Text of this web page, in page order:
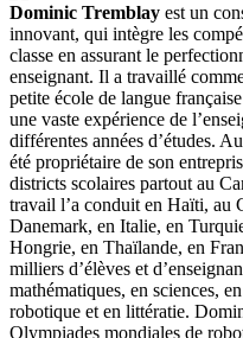
Dominic Tremblay est un
innovant, qui intègre les
classe en assurant le
enseignant. Il a travaillé
petite école de langue
une vaste expérience de
différentes années d’études.
été propriétaire de son
districts scolaires partout au
travail l’a conduit en Haïti, au
Danemark, en Italie, en
Hongrie, en Thaïlande, en
milliers d’élèves et
mathématiques, en sciences,
robotique et en littératie.
Olympiades mondiales de